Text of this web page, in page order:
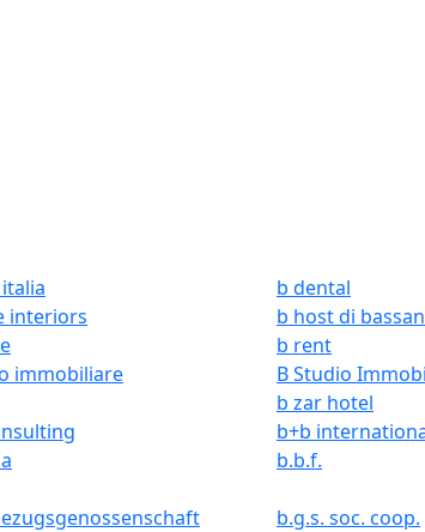
b dental
interiors
b host di
b rent
immobiliare
B Studio
b zar hotel
b+b
b.b.f.
b.g.s. soc. coop.